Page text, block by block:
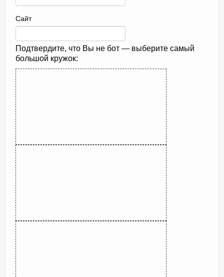
Сайт
Подтвердите, что Вы не бот — выберите самый
большой кружок: